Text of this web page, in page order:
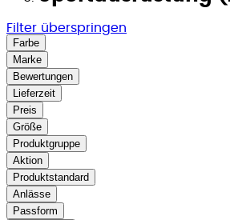
Filter überspringen
Farbe
Marke
Bewertungen
Lieferzeit
Preis
Größe
Produktgruppe
Aktion
Produktstandard
Anlässe
Passform